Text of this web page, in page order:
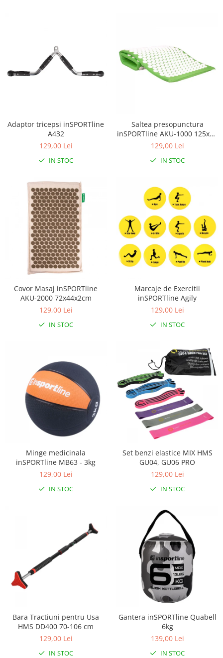
Adaptor tricepsi inSPORTline
A432
129,00 Lei
IN STOC
Saltea presopunctura
inSPORTline AKU-1000 125x50
cm
129,00 Lei
IN STOC
Covor Masaj inSPORTline
AKU-2000 72x44x2cm
129,00 Lei
IN STOC
Marcaje de Exercitii
inSPORTline Agily
129,00 Lei
IN STOC
Minge medicinala
inSPORTline MB63 - 3kg
129,00 Lei
IN STOC
Set benzi elastice MIX HMS
GU04, GU06 PRO
129,00 Lei
IN STOC
Bara Tractiuni pentru Usa
HMS DD400 70-106 cm
129,00 Lei
IN STOC
Gantera inSPORTline Quabell
6kg
139,00 Lei
IN STOC